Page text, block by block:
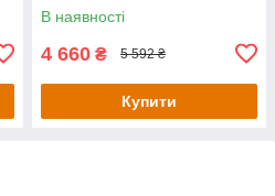
В наявності
4 660 ₴ 5 592 ₴
Купити